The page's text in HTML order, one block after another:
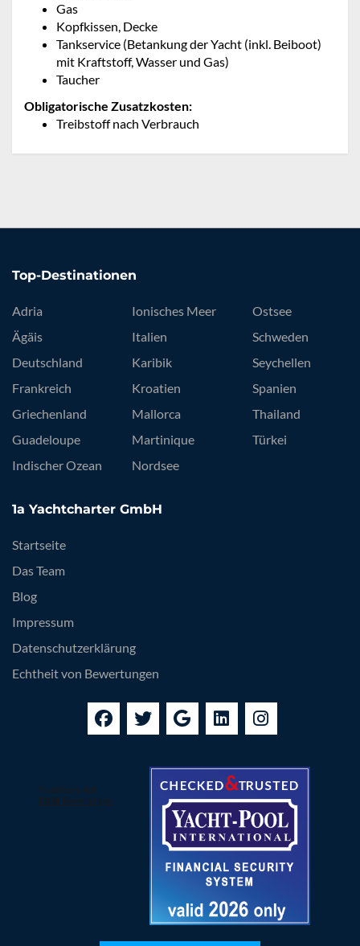
Gas
Kopfkissen, Decke
Tankservice (Betankung der Yacht (inkl. Beiboot)
mit Kraftstoff, Wasser und Gas)
Taucher
Obligatorische Zusatzkosten:
Treibstoff nach Verbrauch
Top-Destinationen
Adria
Ägäis
Deutschland
Frankreich
Griechenland
Guadeloupe
Indischer Ozean
Ionisches Meer
Italien
Karibik
Kroatien
Mallorca
Martinique
Nordsee
Ostsee
Schweden
Seychellen
Spanien
Thailand
Türkei
1a Yachtcharter GmbH
Startseite
Das Team
Blog
Impressum
Datenschutzerklärung
Echtheit von Bewertungen